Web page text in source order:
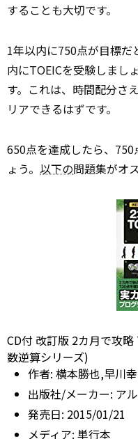
することも大切です。
1年以内に750点が目標だ
内にTOEICを受験しまし
す。これは、時間配分さ
リアできるはずです。
650点を達成したら、
ょう。 以下の問題集がオ
CD付 改訂版 2カ月で攻
数逆算シリーズ)
作者: 横本勝也,早川
出版社/メーカー: ア
発売日: 2015/01/21
メディア: 単行本